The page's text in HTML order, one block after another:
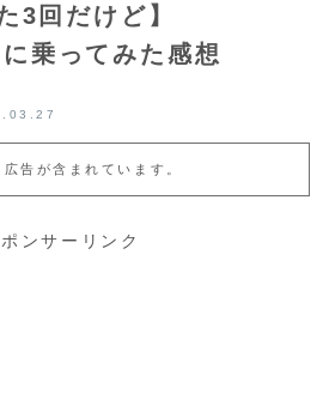
3回だけど】
乗ってみた感想
告が含まれています。
ポンサーリンク